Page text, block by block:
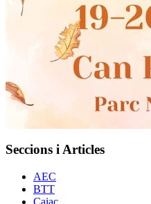
Seccions i Articles
AEC
BTT
Caiac